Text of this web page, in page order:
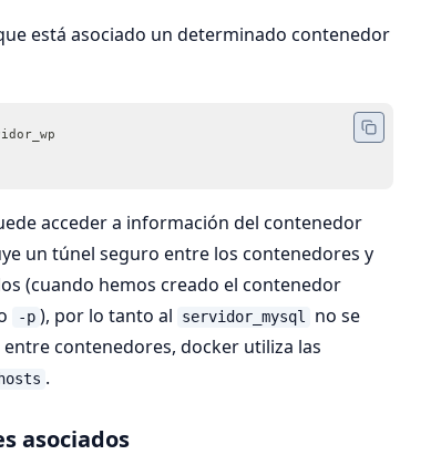
está asociado un determinado contenedor
acceder a información del contenedor
un túnel seguro entre los contenedores y
(cuando hemos creado el contenedor
-p ), por lo tanto al servidor_mysql
no se
contenedores, docker utiliza las
.
asociados